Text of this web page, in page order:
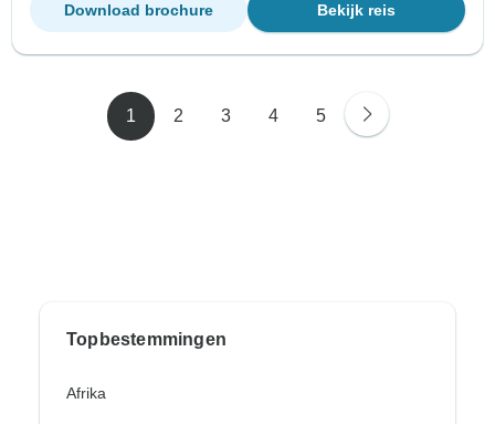
Bekijk reis
Download brochure
1 2 3 4 5
Topbestemmingen
Afrika